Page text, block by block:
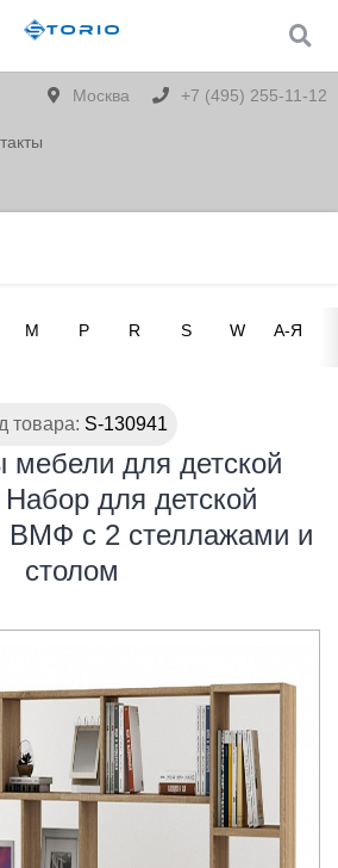
Москва +7 (495) 255-11-12
M P R S W А-Я
товара: S-130941
мебели для детской
для детской
с 2 стеллажами и
столом